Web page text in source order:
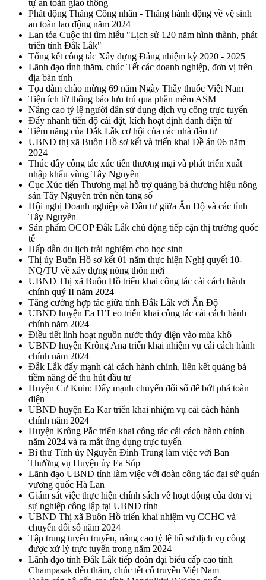
tự an toàn giao thông
Phát động Tháng Công nhân - Tháng hành động về vệ sinh
an toàn lao động năm 2024
Lan tỏa Cuộc thi tìm hiểu "Lịch sử 120 năm hình thành, phát
triển tỉnh Đắk Lắk"
Tổng kết công tác Xây dựng Đảng nhiệm kỳ 2020 - 2025
Lãnh đạo tỉnh thăm, chúc Tết các doanh nghiệp, đơn vị trên
địa bàn tỉnh
Tọa đàm chào mừng 69 năm Ngày Thầy thuốc Việt Nam
Tiện ích từ thông báo lưu trú qua phần mềm ASM
Nâng cao tỷ lệ người dân sử dụng dịch vụ công trực tuyến
Đẩy nhanh tiến độ cài đặt, kích hoạt định danh điện tử
Tiềm năng của Đắk Lắk cơ hội của các nhà đầu tư
UBND thị xã Buôn Hồ sơ kết và triển khai Đề án 06 năm
2024
Thúc đẩy công tác xúc tiến thương mại và phát triển xuất
nhập khẩu vùng Tây Nguyên
Cục Xúc tiến Thương mại hỗ trợ quảng bá thương hiệu nông
sản Tây Nguyên trên nền tảng số
Hội nghị Doanh nghiệp và Đầu tư giữa Ấn Độ và các tỉnh
Tây Nguyên
Sản phẩm OCOP Đắk Lắk chủ động tiếp cận thị trường quốc
tế
Hấp dẫn du lịch trải nghiệm cho học sinh
Thị ủy Buôn Hồ sơ kết 01 năm thực hiện Nghị quyết 10-
NQ/TU về xây dựng nông thôn mới
UBND Thị xã Buôn Hồ triển khai công tác cải cách hành
chính quý II năm 2024
Tăng cường hợp tác giữa tỉnh Đắk Lắk với Ấn Độ
UBND huyện Ea H’Leo triển khai công tác cải cách hành
chính năm 2024
Điều tiết linh hoạt nguồn nước thủy điện vào mùa khô
UBND huyện Krông Ana triển khai nhiệm vụ cải cách hành
chính năm 2024
Đắk Lắk đẩy mạnh cải cách hành chính, liên kết quảng bá
tiềm năng để thu hút đầu tư
Huyện Cư Kuin: Đẩy mạnh chuyển đổi số để bứt phá toàn
diện
UBND huyện Ea Kar triển khai nhiệm vụ cải cách hành
chính năm 2024
Huyện Krông Pắc triển khai công tác cải cách hành chính
năm 2024 và ra mắt ứng dụng trực tuyến
Bí thư Tỉnh ủy Nguyễn Đình Trung làm việc với Ban
Thường vụ Huyện ủy Ea Súp
Lãnh đạo UBND tỉnh làm việc với đoàn công tác đại sứ quán
vương quốc Hà Lan
Giám sát việc thực hiện chính sách về hoạt động của đơn vị
sự nghiệp công lập tại UBND tỉnh
UBND Thị xã Buôn Hồ triển khai nhiệm vụ CCHC và
chuyển đổi số năm 2024
Tập trung tuyên truyền, nâng cao tỷ lệ hồ sơ dịch vụ công
được xử lý trực tuyến trong năm 2024
Lãnh đạo tỉnh Đắk Lắk tiếp đoàn đại biểu cấp cao tỉnh
Champasak đến thăm, chúc tết cổ truyền Việt Nam